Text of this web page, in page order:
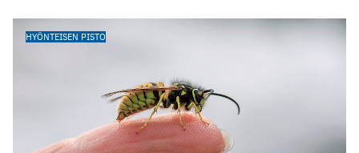
HYÖNTEISEN PISTO